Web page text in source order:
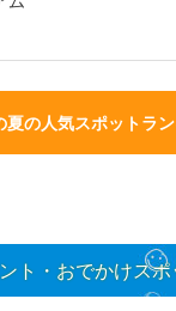
夏の人気スポットラ
ト・おでかけス